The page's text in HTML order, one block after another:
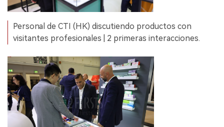
Personal de CTI (HK) discutiendo productos con
visitantes profesionales | 2 primeras interacciones.